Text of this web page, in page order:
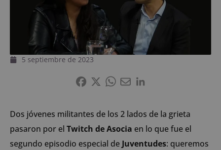
5 septiembre de 2023
Dos jóvenes militantes de los 2 lados de la grieta
pasaron por el Twitch de Asocia en lo que fue el
segundo episodio especial de Juventudes: queremos